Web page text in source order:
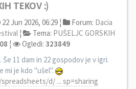
TEKOV :)
22 Jun 2026, 06:29 ¦ Forum: Dacia
¦ Tema: PUŠELJC GORSKIH
¦ Ogledi: 323849
11 dam in 22 gospodov je v igri.
mi je kdo "ušel".
d/ ... sp=sharing